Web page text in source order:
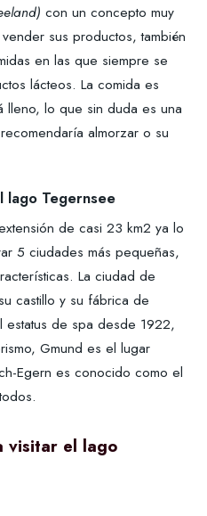
con un concepto muy
sus productos, también
en las que siempre se
lácteos. La comida es
lleno, lo que sin duda es una
almorzar o su
lago Tegernsee
de casi 23 km2 ya lo
5 ciudades más pequeñas,
La ciudad de
castillo y su fábrica de
de spa desde 1922,
Gmund es el lugar
Egern es conocido como el
visitar el lago